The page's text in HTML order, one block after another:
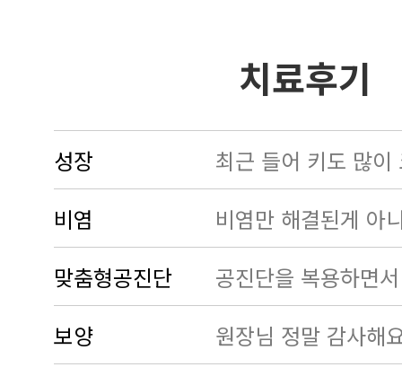
치료후기
성장
비염
맞춤형공진단
보양